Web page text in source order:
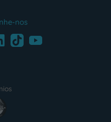
nos
TikTokYoutube